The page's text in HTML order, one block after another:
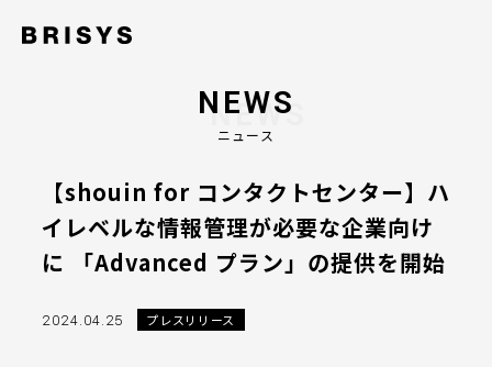
NEWS
ニュース
【shouin for コンタクトセンター】ハ
イレベルな情報管理が必要な企業向け
に 「Advanced プラン」の提供を開始
2024.04.25 プレスリリース